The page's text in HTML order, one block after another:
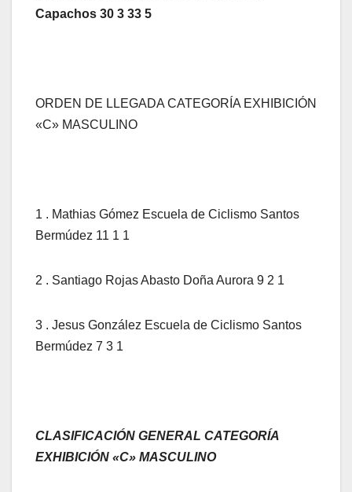
Capachos 30 3 33 5
ORDEN DE LLEGADA CATEGORÍA EXHIBICIÓN
«C» MASCULINO
1 . Mathias Gómez Escuela de Ciclismo Santos
Bermúdez 11 1 1
2 . Santiago Rojas Abasto Doña Aurora 9 2 1
3 . Jesus González Escuela de Ciclismo Santos
Bermúdez 7 3 1
CLASIFICACIÓN GENERAL CATEGORÍA
EXHIBICIÓN «C» MASCULINO